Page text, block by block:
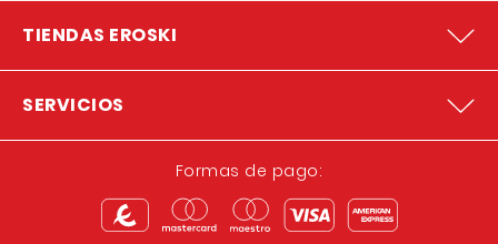
TIENDAS EROSKI
SERVICIOS
Formas de pago: